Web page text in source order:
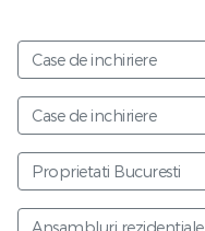
Case de inchiriere
Case de inchiriere
Proprietati Bucuresti
Ansambluri rezidentiale